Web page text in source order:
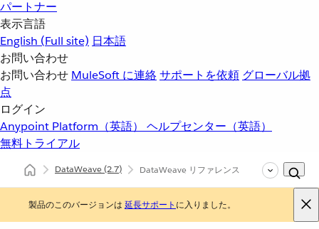
パートナー
表示言語
English (Full site) 日本語
お問い合わせ
お問い合わせ MuleSoft に連絡サポートを依頼 グローバル拠
点
ログイン
Anypoint Platform（英語） ヘルプセンター（英語）
無料トライアル
DataWeave(2.7) DataWeave リファレンス
製品のこのバージョンは 延長サポート に入りました。